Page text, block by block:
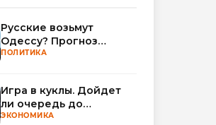
Русские возьмут
Одессу? Прогноз
Миршаймера
ПОЛИТИКА
Игра в куклы. Дойдет
ли очередь до
Миллера?
ЭКОНОМИКА